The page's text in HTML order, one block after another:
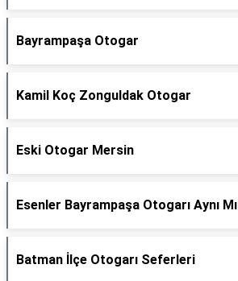
Bayrampaşa Otogar
Kamil Koç Zonguldak Otogar
Eski Otogar Mersin
Esenler Bayrampaşa Otogarı Aynı Mı
Batman İlçe Otogarı Seferleri